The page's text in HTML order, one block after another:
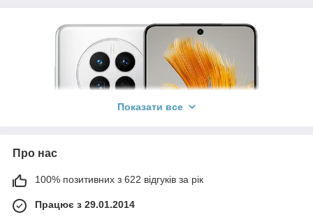
Показати все
Про нас
100% позитивних з 622 відгуків за рік
Працює з 29.01.2014